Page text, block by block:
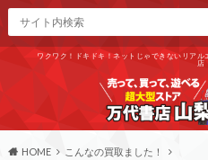
ワクワク！ドキドキ！ネットじゃできないリア
店
HOME
こんなの買取ました！